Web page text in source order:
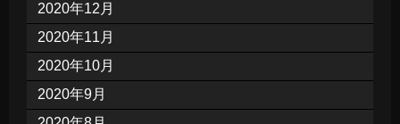
2020年12月
2020年11月
2020年10月
2020年9月